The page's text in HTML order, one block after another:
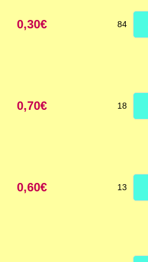
0,30€ 84
0,70€ 18
0,60€ 13